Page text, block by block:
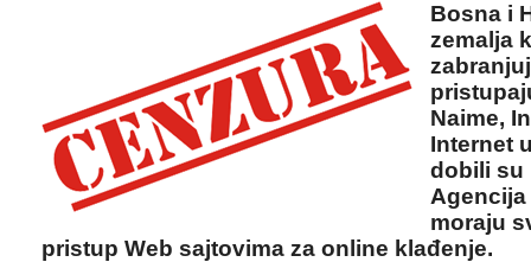
Bosna i
zemalja
Naime,
Internet
dobili su
Agencija
moraju
pristup Web sajtovima za online klađenje.